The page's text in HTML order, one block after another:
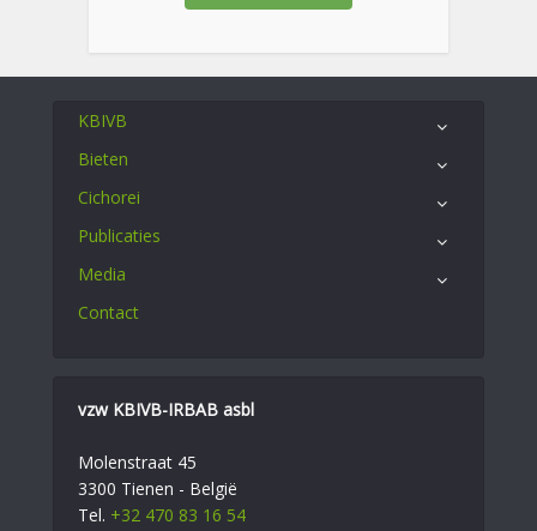
KBIVB
Bieten
Cichorei
Publicaties
Media
Contact
vzw KBIVB-IRBAB asbl
Molenstraat 45
3300 Tienen - België
Tel. +32 470 83 16 54